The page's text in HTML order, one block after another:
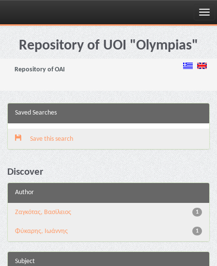
Skip
navigationRepository of UOI "Olympias"
Repository of OAI
Saved Searches
Save this search
Discover
Author
1
Ζαγκότας, Βασίλειος
1
Φύκαρης, Ιωάννης
Subject